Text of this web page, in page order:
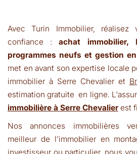
Avec Turin Immobilier,
confiance :achat immobilier,
programmes neufs et gestion
met en avant son expertise locale
immobilier à Serre Chevalier et
estimation gratuite en ligne.
immobilière à Serre Chevalier est
Nos annonces immobilières
meilleur de l’immobilier en